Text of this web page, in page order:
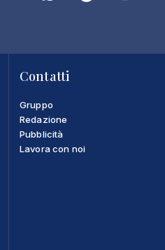
Contatti
Gruppo
Redazione
Pubblicità
Lavora con noi